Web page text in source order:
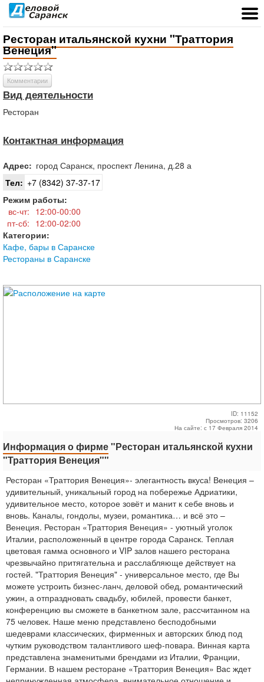
Ресторан итальянской кухни "Траттория
Венеция"
Комментарии
Вид деятельности
Ресторан
Контактная информация
Адрес: город Саранск, проспект Ленина, д.28 а
Тел: +7 (8342) 37-37-17
Режим работы:
вс-чт: 12:00-00:00
пт-сб: 12:00-02:00
Категории:
Кафе, бары в Саранске
Рестораны в Саранске
ID: 11152
Просмотров: 3206
На сайте: с 17 Февраля 2014
Информация о фирме"Ресторан итальянской кухни
"Траттория Венеция""
Ресторан «Траттория Венеция»- элегантность вкуса! Венеция –
удивительный, уникальный город на побережье Адриатики,
удивительное место, которое зовёт и манит к себе вновь и
вновь. Каналы, гондолы, музеи, романтика… и всё это –
Венеция. Ресторан «Траттория Венеция» - уютный уголок
Италии, расположенный в центре города Саранск. Теплая
цветовая гамма основного и VIP залов нашего ресторана
чрезвычайно притягательна и расслабляюще действует на
гостей. "Траттория Венеция" - универсальное место, где Вы
можете устроить бизнес-ланч, деловой обед, романтический
ужин, а отпраздновать свадьбу, юбилей, провести банкет,
конференцию вы сможете в банкетном зале, рассчитанном на
75 человек. Наше меню представлено бесподобными
шедеврами классических, фирменных и авторских блюд под
чутким руководством талантливого шеф-повара. Винная карта
представлена знаменитыми брендами из Италии, Франции,
Германии. В нашем ресторане «Траттория Венеция» Вас ждет